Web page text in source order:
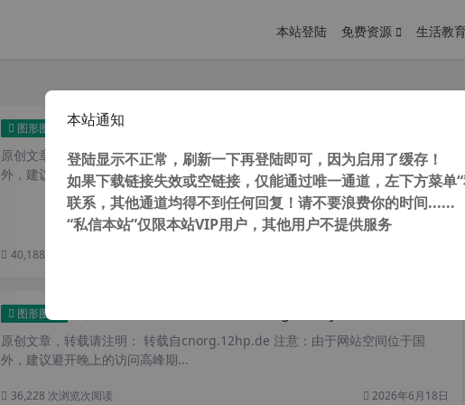
本站登陆 免费资源 生活教
图形图像 PS CS2(Adobe photoshop cs2) v9.0 简体中文精简版
原创文章，转载请注明： 转载自cnorg.12hp.de 注意：由于网站空间位于国
外，建议避开晚上的访问高峰期...
40,188 次浏览
图形图像
原创文章，转载请注明： 转载自cnorg.12hp.de 注意：由于网站空间位于国
外，建议避开晚上的访问高峰期...
36,228 次浏览次阅读 2026年6月18日
本站通知
登陆显示不正常，刷新一下再登陆即可，因为启用了缓存！
如果下载链接失效或空链接，仅能通过唯一通道，左下方菜单
联系，其他通道均得不到任何回复！请不要浪费你的时间......
“私信本站”仅限本站VIP用户，其他用户不提供服务